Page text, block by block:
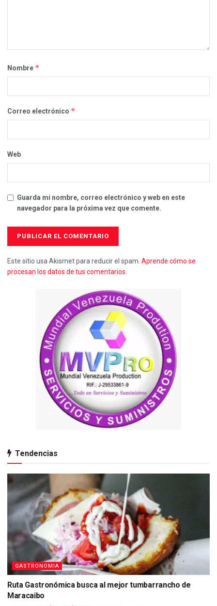
Nombre *
Correo electrónico *
Web
Guarda mi nombre, correo electrónico y web en este
navegador para la próxima vez que comente.
Este sitio usa Akismet para reducir el spam. Aprende cómo se
procesan los datos de tus comentarios.
Tendencias
GASTRONOMIA
Ruta Gastronómica busca al mejor tumbarrancho de
Maracaibo